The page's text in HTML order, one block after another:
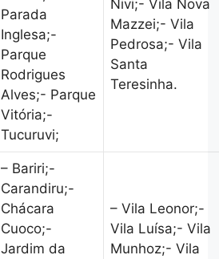
Parada
Inglesa;-
Parque
Rodrigues
Alves;- Parque
Vitória;-
Tucuruvi;
Nivi;- Vila Nova
Mazzei;- Vila
Pedrosa;- Vila
Santa
Teresinha.
– Bariri;-
Carandiru;-
Chácara
Cuoco;-
Jardim da
– Vila Leonor;-
Vila Luísa;- Vila
Munhoz;- Vila